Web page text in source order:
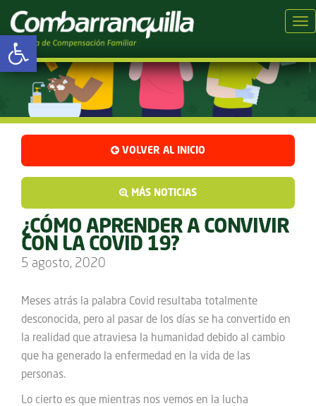
Abrir barra de herramientas
VOLVER AL INICIO
MÁS NOTICIAS
¿CÓMO APRENDER A CONVIVIR
CON LA COVID 19?
5 agosto, 2020
Meses atrás la palabra Covid resultaba totalmente
desconocida, pero al pasar de los días se ha convertido en
la realidad que atraviesa la humanidad debido al cambio
que ha generado la enfermedad en la vida de las
personas.
Lo cierto es que mientras nos vemos en la lucha